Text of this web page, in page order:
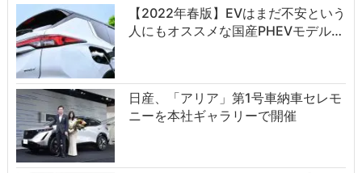
【2022年春版】EVはまだ不安という
人にもオススメな国産PHEVモデル…
日産、「アリア」第1号車納車セレモ
ニーを本社ギャラリーで開催